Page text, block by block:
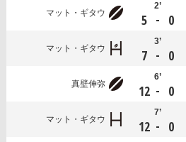
マット・ギタウ
2’
5 - 0
マット・ギタウ
3’
7 - 0
真壁伸弥
6’
12 - 0
マット・ギタウ
7’
12 - 0